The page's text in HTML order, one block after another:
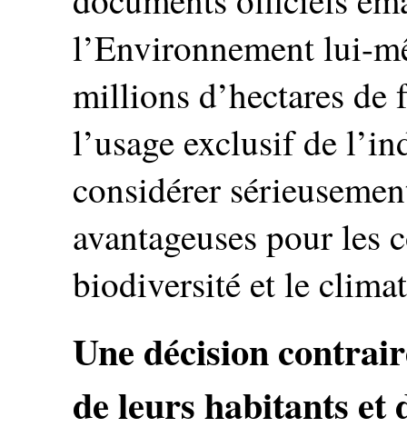
l’Environnement lui-
millions d’hectares de
l’usage exclusif de
considérer
avantageuses pour les
biodiversité et le
Une décision
de leurs habitants